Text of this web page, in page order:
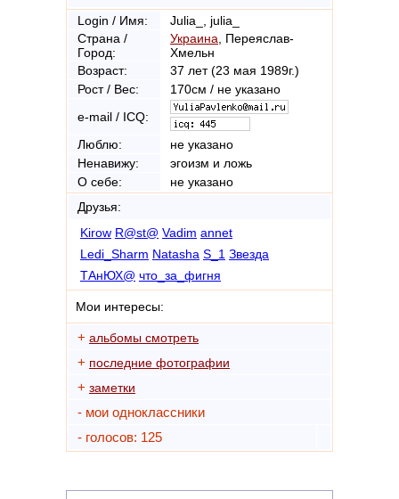
Login / Имя:
Julia_, julia_
Страна /
Город:
Украина , Переяслав-
Хмельн
Возраст:
37 лет (23 мая 1989г.)
Рост / Вес:
170см / не указано
e-mail / ICQ:
Люблю:
не указано
Ненавижу:
эгоизм и ложь
О себе:
не указано
Друзья:
Kirow R@st@ Vadim annet
Ledi_Sharm Natasha S_1 Звезда
ТАнЮХ@ что_за_фигня
Мои интересы:
+ альбомы смотреть
+ последние фотографии
+ заметки
- мои одноклассники
- голосов: 125